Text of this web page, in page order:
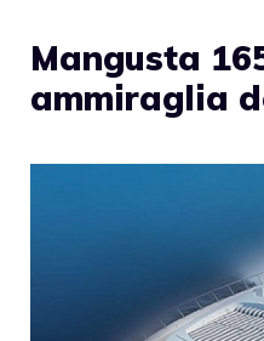
Mangusta
ammiraglia